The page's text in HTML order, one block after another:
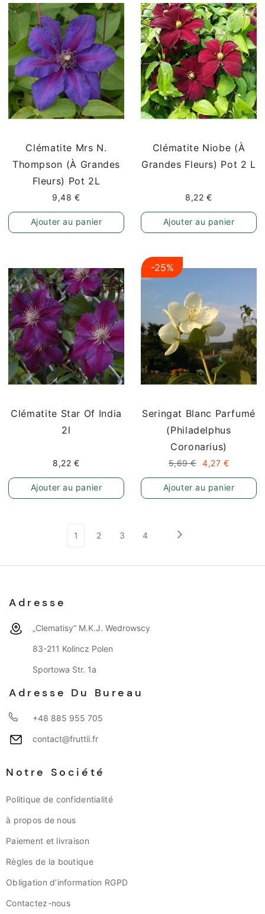
Clématite Mrs N.
Thompson (à Grandes
Fleurs) Pot 2L
9,48 €
Ajouter au panier
Clématite Niobe (à
Grandes Fleurs) Pot 2 L
8,22 €
Ajouter au panier
Clématite Star Of India
2l
8,22 €
Ajouter au panier
-25%
Seringat Blanc Parfumé
(Philadelphus
Coronarius)
5,69 € 4,27 €
Ajouter au panier
1 2 3 4
Adresse
„Clematisy“ M.K.J. Wedrowscy
83-211 Kolincz Polen
Sportowa Str. 1a
Adresse Du Bureau
+48 885 955 705
contact@fruttii.fr
Notre Société
Politique de confidentialité
à propos de nous
Paiement et livraison
Règles de la boutique
Obligation d’information RGPD
Contactez-nous